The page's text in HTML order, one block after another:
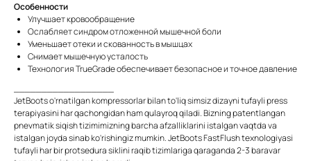
Особенности
Улучшает кровообращение
Ослабляет синдром отложенной мышечной боли
Уменьшает отеки и скованность в мышцах
Снимает мышечную усталость
Технология TrueGrade обеспечивает безопасное и точное давление
JetBoots o'rnatilgan kompressorlar bilan to'liq simsiz dizayni tufayli press
terapiyasini har qachongidan ham qulayroq qiladi. Bizning patentlangan
pnevmatik siqish tizimimizning barcha afzalliklarini istalgan vaqtda va
istalgan joyda sinab ko'rishingiz mumkin. JetBoots FastFlush texnologiyasi
tufayli har bir protsedura siklini raqib tizimlariga qaraganda 2-3 baravar